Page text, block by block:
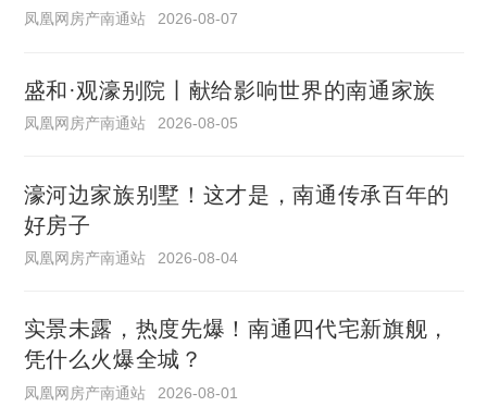
凤凰网房产南通站 2026-08-07
盛和·观濠别院丨献给影响世界的南通家族
凤凰网房产南通站 2026-08-05
濠河边家族别墅！这才是，南通传承百年的
好房子
凤凰网房产南通站 2026-08-04
实景未露，热度先爆！南通四代宅新旗舰，
凭什么火爆全城？
凤凰网房产南通站 2026-08-01